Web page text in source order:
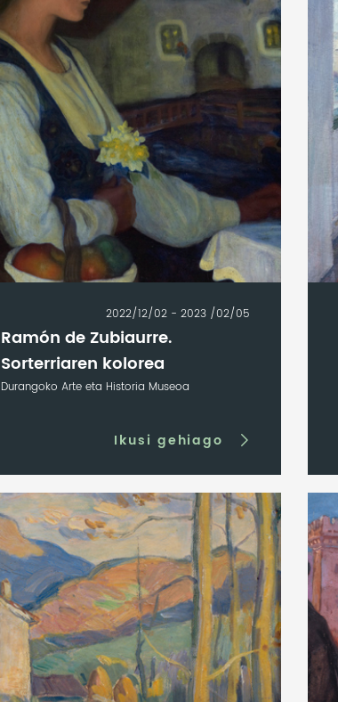
2022/12/02 - 2023 /02/05
Ramón de Zubiaurre.
Sorterriaren kolorea
Durangoko Arte eta Historia Museoa
Ikusi gehiago